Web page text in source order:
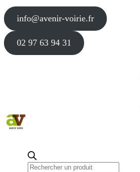
info@avenir-voirie.fr
02 97 63 94 31
Recherche